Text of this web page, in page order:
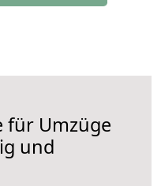
für Umzüge
und